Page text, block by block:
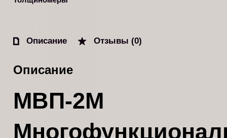
Описание Отзывы (0)
Описание
МВП-2М